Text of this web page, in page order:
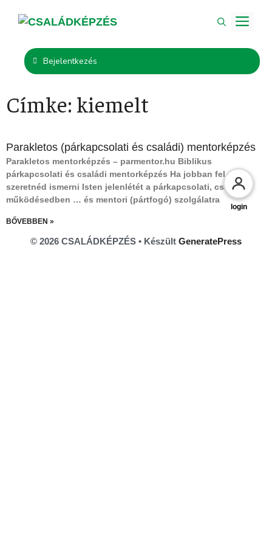
Bejelentkezés
Címke: kiemelt
Parakletos (párkapcsolati és családi) mentorképzés
Parakletos mentorképzés – parmentor.hu Biblikus
párkapcsolati és családi mentorképzés Ha jobban fel
szeretnéd ismerni Isten jelenlétét a párkapcsolati, családi
működésedben … és mentori (pártfogó) szolgálatra
BŐVEBBEN »
© 2026 CSALÁDKÉPZÉS • Készült GeneratePress
login